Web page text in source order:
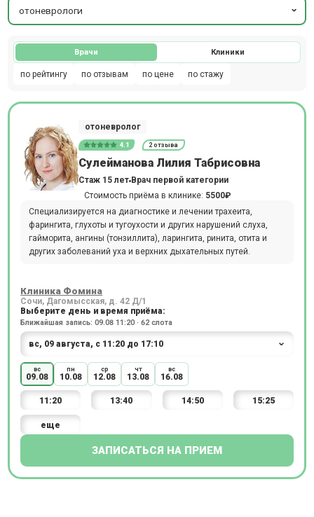
отоневрологи
Врачи Клиники
по рейтингу по отзывам по цене по стажу
отоневролог
4.1 2 отзыва
Сулейманова Лилия Табрисовна
Стаж 15 лет Врач первой категории
Стоимость приёма в клинике: 5500₽
Специализируется на диагностике и лечении трахеита,
фарингита, глухоты и тугоухости и других нарушений слуха,
гайморита, ангины (тонзиллита), ларингита, ринита, отита и
других заболеваний уха и верхних дыхательных путей.
Клиника Фомина
Сочи, Дагомысская, д. 42 Д/1
Выберите день и время приёма:
Ближайшая запись: 09.08 11:20 · 62 слота
вс
09.08
пн
10.08
ср
12.08
чт
13.08
вс
16.08
11:20 13:40 14:50 15:25
еще
ЗАПИСАТЬСЯ НА ПРИЕМ